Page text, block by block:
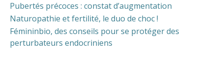
Pubertés précoces : constat d’augmentation
Naturopathie et fertilité, le duo de choc !
Fémininbio, des conseils pour se protéger des
perturbateurs endocriniens